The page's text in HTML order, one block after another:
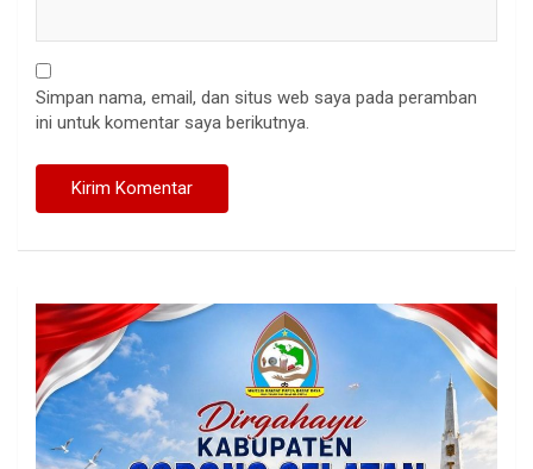
Simpan nama, email, dan situs web saya pada peramban
ini untuk komentar saya berikutnya.